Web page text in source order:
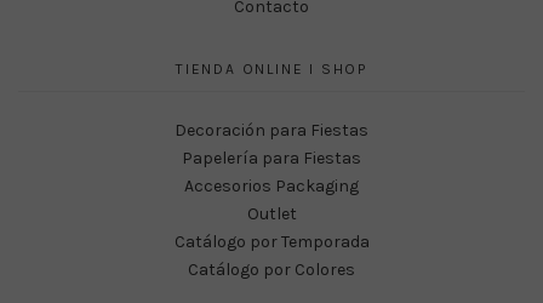
Contacto
TIENDA ONLINE I SHOP
Decoración para Fiestas
Papelería para Fiestas
Accesorios Packaging
Outlet
Catálogo por Temporada
Catálogo por Colores